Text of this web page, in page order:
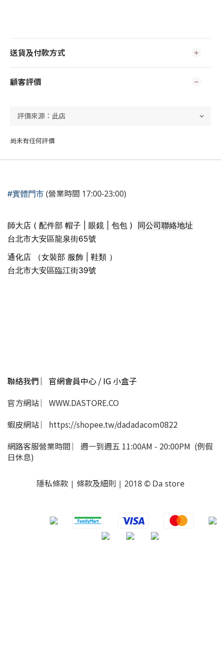
送貨及付款方式
顧客評價
尚未有任何評價
#實體門市 (營業時間 17:00-23:00)
師大店 ( 配件部 帽子 | 眼鏡 | 包包 ) 同公司聯絡地址
台北市大安區龍泉街65號
通化店 （女裝部 服飾 | 鞋類 ）
台北市大安區臨江街39號
聯絡我們 ︳官網會員中心 / IG 小盒子
官方網站 ︳WWW.DASTORE.CO
蝦皮網站 ︳https://shopee.tw/dadadacom0822
網路客服營業時間 ︳週一到週五 11:00AM - 20:00PM (例假
日休息)
隱私條款 | 條款及細則 | 2018 © Da store